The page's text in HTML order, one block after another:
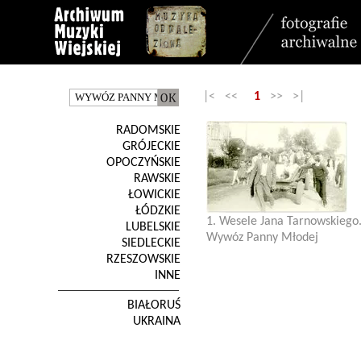
RADOMSKIE
GRÓJECKIE
OPOCZYŃSKIE
RAWSKIE
ŁOWICKIE
ŁÓDZKIE
LUBELSKIE
SIEDLECKIE
RZESZOWSKIE
INNE
BIAŁORUŚ
UKRAINA
|< << 1 >> >|
1. Wesele Jana Tarnowskiego.
Wywóz Panny Młodej